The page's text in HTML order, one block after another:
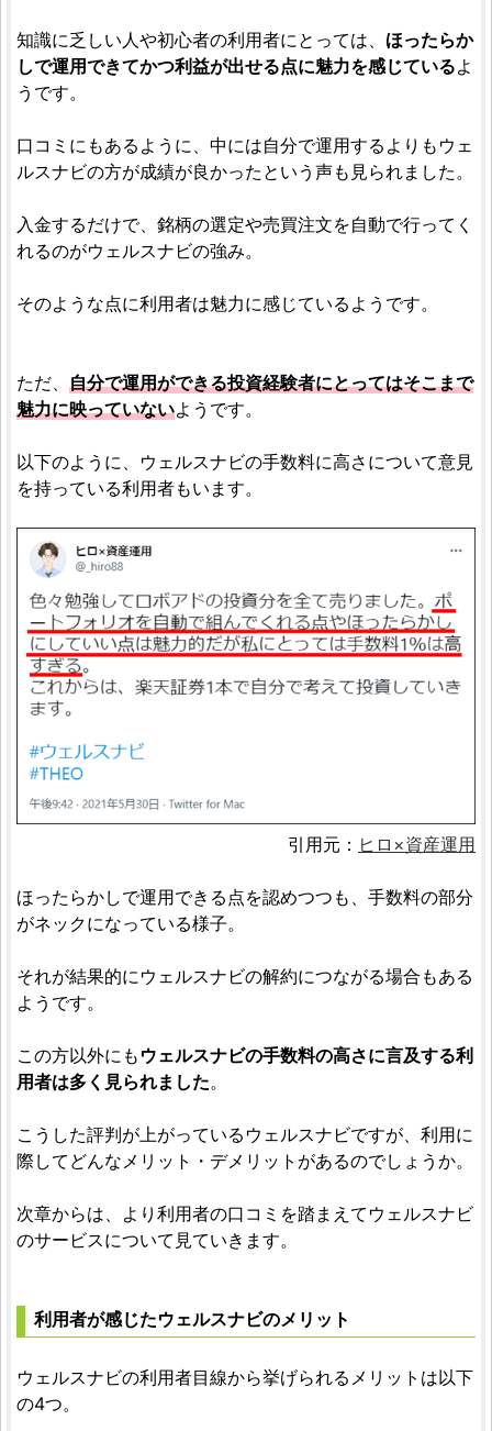
知識に乏しい人や初心者の利用者にとっては、 ほったらか
しで運用できてかつ利益が出せる点に魅力を感じているよ
うです。
口コミにもあるように、中には自分で運用するよりもウェ
ルスナビの方が成績が良かったという声も見られました。
入金するだけで、銘柄の選定や売買注文を自動で行ってく
れるのがウェルスナビの強み。
そのような点に利用者は魅力に感じているようです。
ただ、 自分で運用ができる投資経験者にとってはそこまで
魅力に映っていないようです。
以下のように、ウェルスナビの手数料に高さについて意見
を持っている利用者もいます。
引用元： ヒロ×資産運用
ほったらかしで運用できる点を認めつつも、手数料の部分
がネックになっている様子。
それが結果的にウェルスナビの解約につながる場合もある
ようです。
この方以外にも ウェルスナビの手数料の高さに言及する利
用者は多く見られました。
こうした評判が上がっているウェルスナビですが、利用に
際してどんなメリット・デメリットがあるのでしょうか。
次章からは、より利用者の口コミを踏まえてウェルスナビ
のサービスについて見ていきます。
利用者が感じたウェルスナビのメリット
ウェルスナビの利用者目線から挙げられるメリットは以下
の4つ。